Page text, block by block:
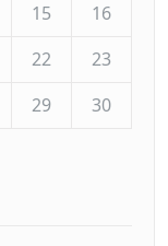
15
16
22
23
29 30